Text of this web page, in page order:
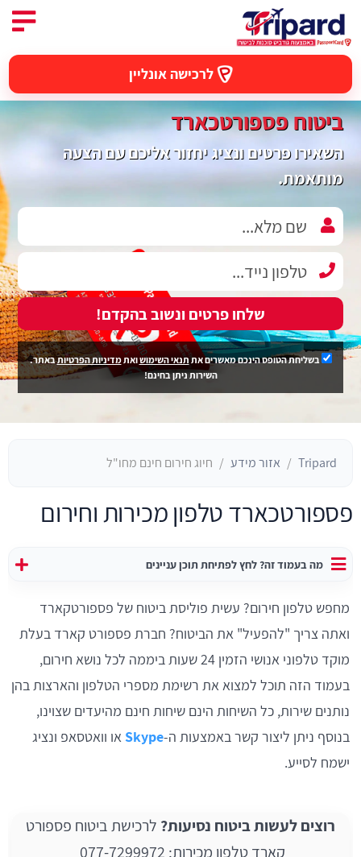
לרכישה אונליין
ביטוח פספורטכארד
השאירו פרטים ונציג יחזור אליכם עם הצעה
מותאמת.
שלחו פרטים ונשוב בהקדם!
בשליחת הטופס הינכם מאשרים אתתנאי השימושואתמדיניות הפרטיותבאתר.
השירות ניתן בחינם!
Tripard אזור מידע חיוג חירום חינם מחו"ל
פספורטכארד טלפון מכירות וחירום
מה בעמוד זה? לחץ לפתיחת תוכן עניינים
מחפש טלפון חירום? עשית פוליסת ביטוח של פספורטקארד
ואתה צריך "להפעיל" את הביטוח? חברת פספורט קארד בעלת
מוקד טלפוני אנושי הזמין 24 שעות ביממה לכל נושא חירום,
בעמוד הזה תוכל למצוא את רשימת מספרי הטלפון והארצות בהן
נותנים שירות, כל השיחות הינם שיחות חינם מהיעדים שצוינו,
בנוסף ניתן ליצור קשר באמצעות ה-Skypeאו וואטסאפ ונציג
ישמח לסייע.
רוצים לעשות ביטוח נסיעות? לרכישת ביטוח פספורט
קארד טלפון מכירות: 077-7299972